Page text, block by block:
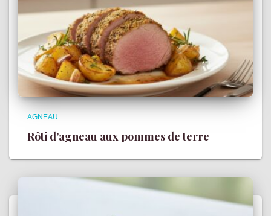
AGNEAU
Rôti d’agneau aux pommes de terre